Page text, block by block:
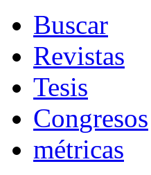
Buscar
Revistas
Tesis
Congresos
métricas